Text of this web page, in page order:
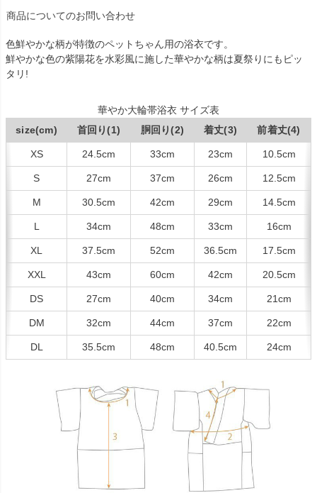
商品についてのお問い合わせ
色鮮やかな柄が特徴のペットちゃん用の浴衣です。
鮮やかな色の紫陽花を水彩風に施した華やかな柄は夏祭りにもピッ
タリ!
華やか大輪帯浴衣 サイズ表
size(cm)
首回り(1) 胴回り(2) 着丈(3) 前着丈(4)
XS 24.5cm 33cm 23cm 10.5cm
S 27cm 37cm 26cm 12.5cm
M 30.5cm 42cm 29cm 14.5cm
L 34cm 48cm 33cm 16cm
XL 37.5cm 52cm 36.5cm 17.5cm
XXL 43cm 60cm 42cm 20.5cm
DS 27cm 40cm 34cm 21cm
DM 32cm 44cm 37cm 22cm
DL 35.5cm 48cm 40.5cm 24cm